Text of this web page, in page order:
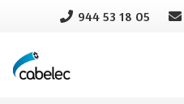
944 53 18 05